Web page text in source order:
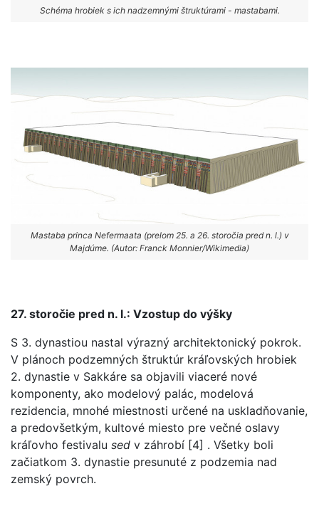
Schéma hrobiek s ich nadzemnými štruktúrami - mastabami.
Mastaba princa Nefermaata (prelom 25. a 26. storočia pred n. l.) v
Majdúme. (Autor: Franck Monnier/Wikimedia)
27. storočie pred n. l.: Vzostup do výšky
S 3. dynastiou nastal výrazný architektonický pokrok.
V plánoch podzemných štruktúr kráľovských hrobiek
2. dynastie v Sakkáre sa objavili viaceré nové
komponenty, ako modelový palác, modelová
rezidencia, mnohé miestnosti určené na uskladňovanie,
a predovšetkým, kultové miesto pre večné oslavy
kráľovho festivalu sed v záhrobí [4] . Všetky boli
začiatkom 3. dynastie presunuté z podzemia nad
zemský povrch.